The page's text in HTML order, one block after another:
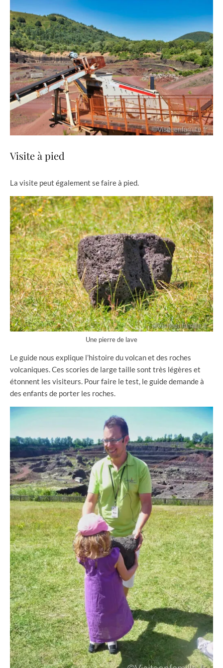
Visite à pied
La visite peut également se faire à pied.
Une pierre de lave
Le guide nous explique l’histoire du volcan et des roches
volcaniques. Ces scories de large taille sont très légères et
étonnent les visiteurs. Pour faire le test, le guide demande à
des enfants de porter les roches.